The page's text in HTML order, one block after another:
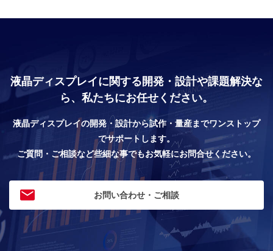
液晶ディスプレイに関する開発・設計や課題解決な
ら、私たちにお任せください。
液晶ディスプレイの開発・設計から試作・量産までワンストップ
でサポートします。
ご質問・ご相談など些細な事でもお気軽にお問合せください。
お問い合わせ・ご相談